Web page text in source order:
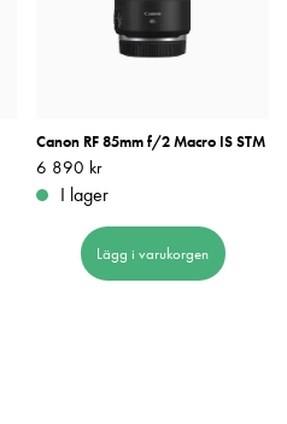
Canon RF 85mm f/2 Macro IS STM
Pris:6 890 kr
6 890 kr
I lager
Lägg i varukorgen